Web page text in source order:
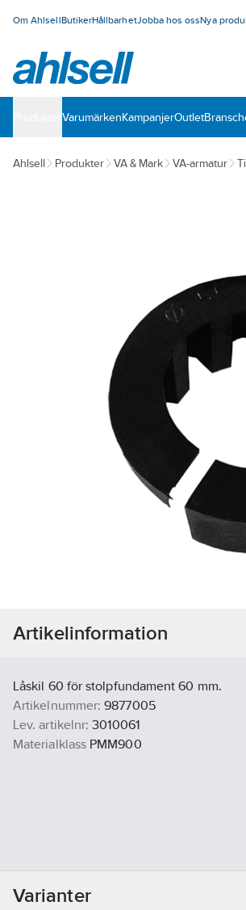
Om AhlsellButikerHållbarhetJobba hos ossNya
VarumärkenKampanjerOutlet
Ahlsell Produkter VA & Mark VA-armatur
Artikelinformation
Låskil 60 för stolpfundament 60 mm.
Artikelnummer: 9877005
Lev. artikelnr: 3010061
Materialklass PMM900
Varianter